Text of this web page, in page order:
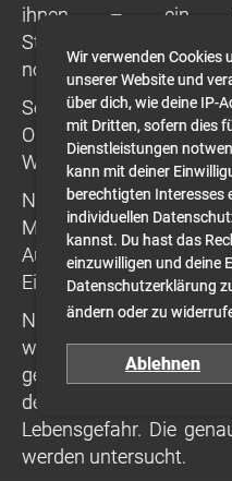
Wir verwenden Cookies
unserer Website und
über dich, wie deine IP-
mit Dritten, sofern dies
Dienstleistungen
kann mit deiner
berechtigten Interesses
individuellen
kannst. Du hast das
einzuwilligen und deine
Datenschutzerklärung
ändern oder zu
Ablehnen
ihnen – ein 57-
Staatsangehöriger
noch ungeklärten
Seine
Oberfläche und
Neben der
Mendrisio, der
Autoambulanza del
Einsatz.
Nach anhaltenden
wurde der Mann mit
geflogen. Gemäss
der 57-Jährige in
Lebensgefahr. Die
werden untersucht.